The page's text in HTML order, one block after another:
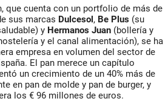
que cuenta con un portfolio de más de
sus marcas Dulcesol, Be Plus (su
y Hermanos Juan (bollería y
y el canal alimentación), se ha
empresa en volumen del sector de
El pan merece un capítulo
un crecimiento de un 40% más de
en pan de molde y pan de burger, y
los € 96 millones de euros.